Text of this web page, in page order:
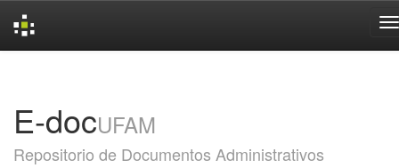
E-docUFAM
Repositorio de Documentos Administrativos